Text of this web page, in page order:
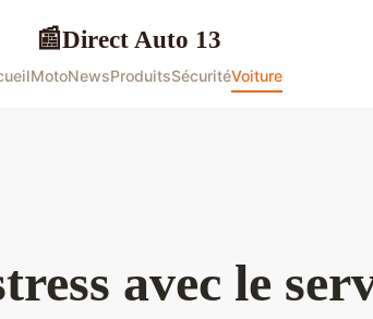
📰Direct Auto 13
MotoNewsProduitsSécuritéVoiture
avec le